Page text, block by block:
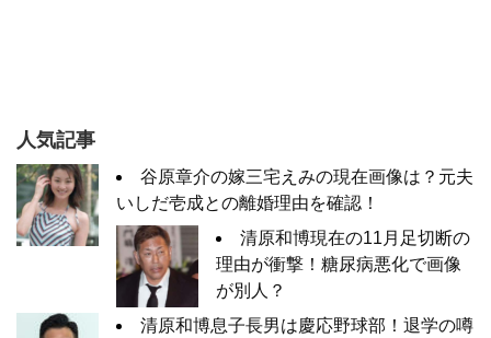
人気記事
谷原章介の嫁三宅えみの現在画像は？元夫
いしだ壱成との離婚理由を確認！
清原和博現在の11月足切断の
理由が衝撃！糖尿病悪化で画像
が別人？
清原和博息子長男は慶応野球部！退学の噂